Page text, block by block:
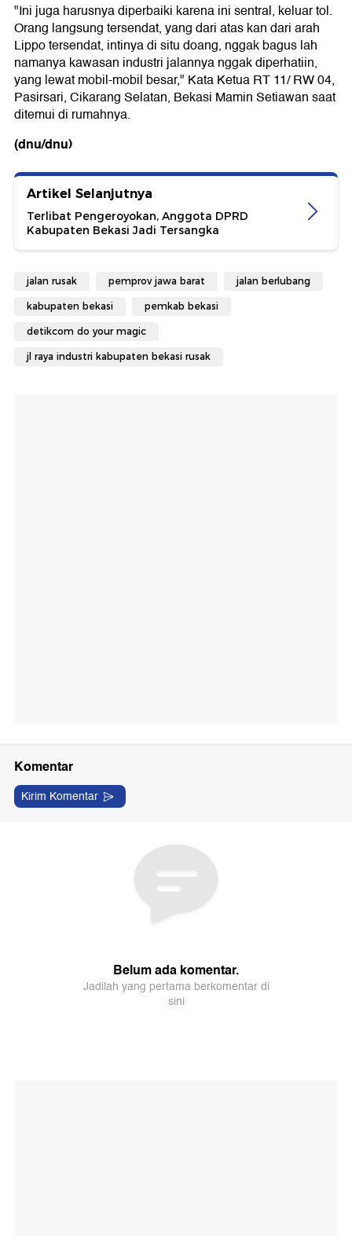
"Ini juga harusnya diperbaiki karena ini sentral, keluar tol.
Orang langsung tersendat, yang dari atas kan dari arah
Lippo tersendat, intinya di situ doang, nggak bagus lah
namanya kawasan industri jalannya nggak diperhatiin,
yang lewat mobil-mobil besar," Kata Ketua RT 11/ RW 04,
Pasirsari, Cikarang Selatan, Bekasi Mamin Setiawan saat
ditemui di rumahnya.
(dnu/dnu)
Artikel Selanjutnya
Terlibat Pengeroyokan, Anggota DPRD
Kabupaten Bekasi Jadi Tersangka
jalan rusak pemprov jawa barat jalan berlubang
kabupaten bekasi pemkab bekasi
detikcom do your magic
jl raya industri kabupaten bekasi rusak